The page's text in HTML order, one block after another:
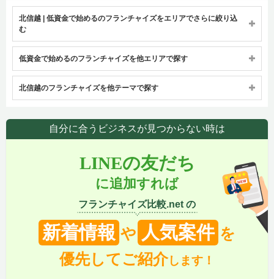
北信越 | 低資金で始めるのフランチャイズをエリアでさらに絞り込
む
低資金で始めるのフランチャイズを他エリアで探す
北信越のフランチャイズを他テーマで探す
自分に合うビジネスが見つからない時は
LINEの友だち
に追加すれば
フランチャイズ比較.net の
新着情報 や 人気案件 を
優先してご紹介します！